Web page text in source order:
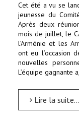
Cet été a vu se
jeunesse du
Après deux
mois de juillet, le
l’Arménie et les
ont eu l’occasion
nouvelles
L’équipe gagnante
Lire la suite...